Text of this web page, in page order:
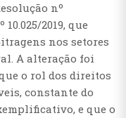
nº
2019, que
nos setores
A alteração foi
o rol dos direitos
constante do
e que o